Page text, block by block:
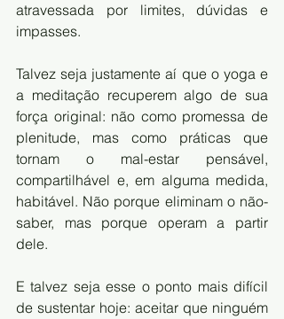
atravessada por limites, dúvidas e
impasses.
Talvez seja justamente aí que o yoga e
a meditação recuperem algo de sua
força original: não como promessa de
plenitude, mas como práticas que
tornam o mal-estar pensável,
compartilhável e, em alguma medida,
habitável. Não porque eliminam o não-
saber, mas porque operam a partir
dele.
E talvez seja esse o ponto mais difícil
de sustentar hoje: aceitar que ninguém